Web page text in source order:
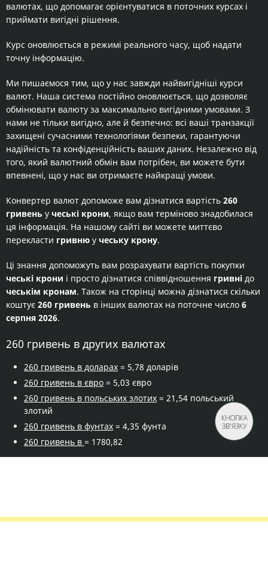
валютах, що допомагає орієнтуватися в поточних курсах і
приймати вигідні рішення.
Курс оновлюється в режимі реального часу, щоб надати
точну інформацію.
Ми пишаємося тим, що у нас завжди найвигідніші курси
валют. Наша система постійно оновлюється, що дозволяє
обмінювати валюту за максимально вигідними умовами. З
нами не тільки вигідно, але й безпечно: всі ваші транзакції
захищені сучасними технологіями безпеки, гарантуючи
надійність та конфіденційність ваших даних. Незалежно від
того, який валютний обмін вам потрібен, ви можете бути
впевнені, що у нас ви отримаєте найкращі умови.
Конвертер валют допоможе вам дізнатися вартість 260
гривень у чеські крони, якщо вам терміново знадобилася
ця інформація. На нашому сайті ви можете миттєво
перекласти гривню у чеську крону.
Ці знання допоможуть вам розрахувати вартість покупки
чеські крони і просто дізнатися співвідношення гривні до
чеськім кронам. Також на сторінці можна дізнатися скільки
коштує 260 гривень в інших валютах на поточне число 6
серпня 2026.
260 гривень в других валютах
260 гривень в доларах = 5,78 доларів
260 гривень в євро = 5,03 євро
260 гривень в польських злотих = 21,54 польський
злотий
260 гривень в фунтах = 4,35 фунта
260 гривень в = 1780,82
КНОПКА
ЗВ'ЯЗКУ